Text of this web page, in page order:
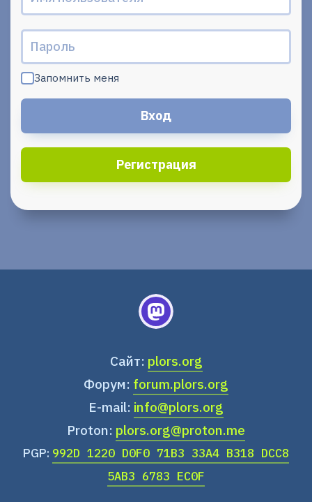
Запомнить меня
Регистрация
Сайт: plors.org
Форум: forum.plors.org
E-mail: info@plors.org
Proton: plors.org@proton.me
PGP: 992D 1220 D0F0 71B3 33A4 B318 DCC8
5AB3 6783 EC0F